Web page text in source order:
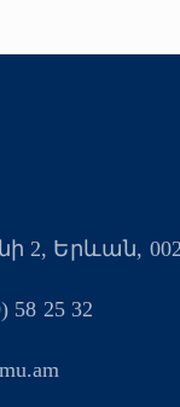
2, Երևան,
58 25 32